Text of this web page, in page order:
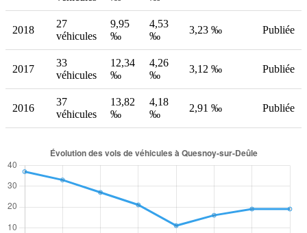
2018
27
véhicules
9,95
‰
4,53
‰
3,23 ‰ Publiée
2017
33
véhicules
12,34
‰
4,26
‰
3,12 ‰ Publiée
2016
37
véhicules
13,82
‰
4,18
‰
2,91 ‰ Publiée